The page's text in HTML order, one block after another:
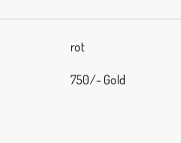
rot
750/- Gold